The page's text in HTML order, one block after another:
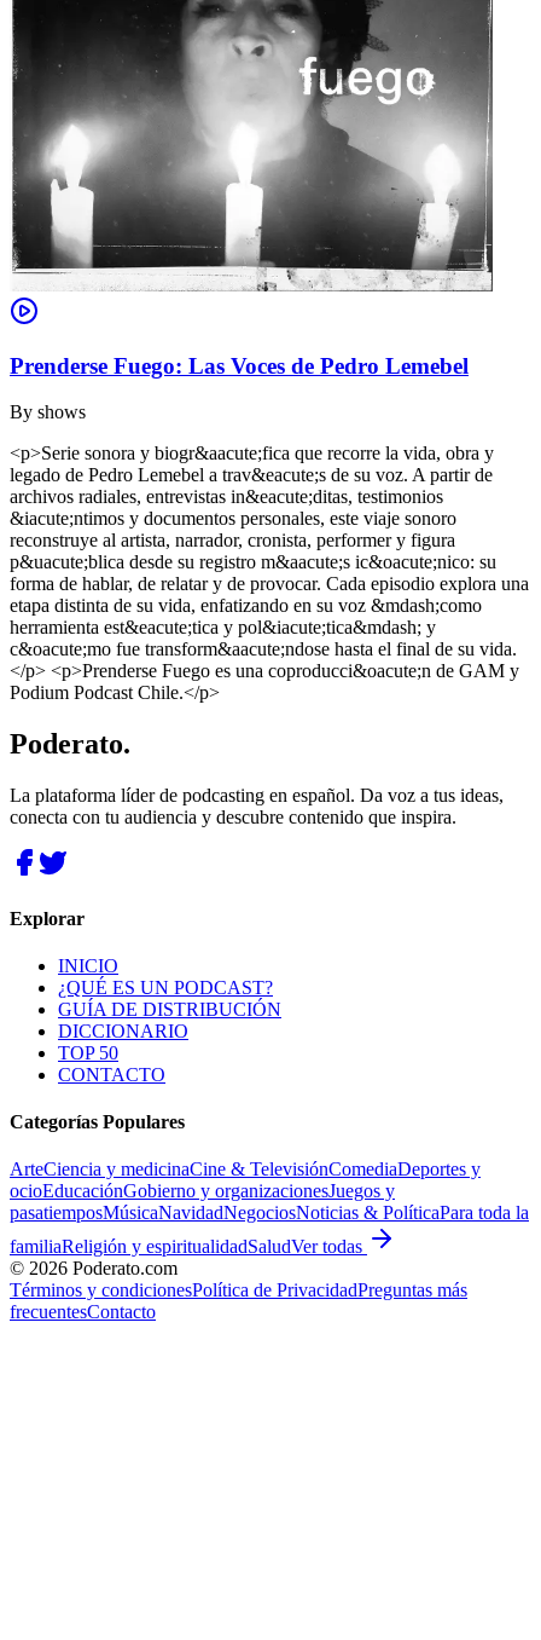
Prenderse Fuego: Las Voces de Pedro Lemebel
By shows
<p>Serie sonora y biogr&aacute;fica que recorre la vida, obra y
legado de Pedro Lemebel a trav&eacute;s de su voz. A partir de
archivos radiales, entrevistas in&eacute;ditas, testimonios
&iacute;ntimos y documentos personales, este viaje sonoro
reconstruye al artista, narrador, cronista, performer y figura
p&uacute;blica desde su registro m&aacute;s ic&oacute;nico: su
forma de hablar, de relatar y de provocar. Cada episodio explora una
etapa distinta de su vida, enfatizando en su voz &mdash;como
herramienta est&eacute;tica y pol&iacute;tica&mdash; y
c&oacute;mo fue transform&aacute;ndose hasta el final de su vida.
</p> <p>Prenderse Fuego es una coproducci&oacute;n de GAM y
Podium Podcast Chile.</p>
Poderato.
La plataforma líder de podcasting en español. Da voz a tus ideas,
conecta con tu audiencia y descubre contenido que inspira.
Explorar
INICIO
¿QUÉ ES UN PODCAST?
GUÍA DE DISTRIBUCIÓN
DICCIONARIO
TOP 50
CONTACTO
Categorías Populares
ArteCiencia y medicinaCine & TelevisiónComediaDeportes y
ocioEducaciónGobierno y organizacionesJuegos y
pasatiemposMúsicaNavidadNegociosNoticias & PolíticaPara toda la
familiaReligión y espiritualidadSaludVer todas
© 2026 Poderato.com
Términos y condicionesPolítica de PrivacidadPreguntas más
frecuentesContacto